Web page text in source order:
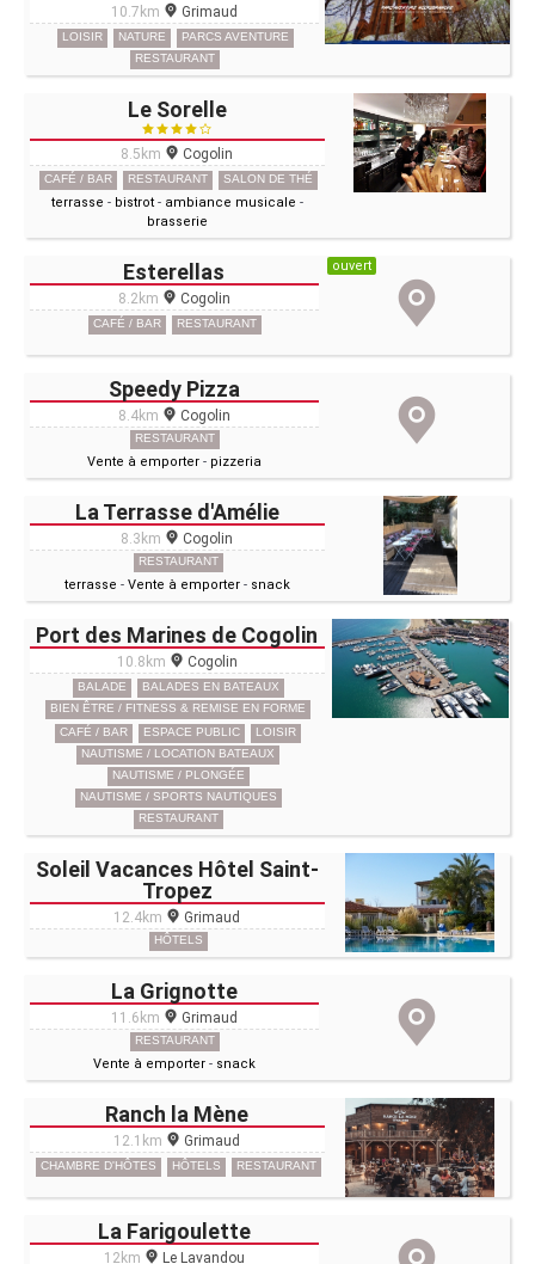
10.7km Grimaud
LOISIR NATURE
PARCS AVENTURE
RESTAURANT
Le Sorelle
8.5km Cogolin
CAFÉ / BAR RESTAURANT SALON DE THÉ
terrasse - bistrot - ambiance musicale -
brasserie
Esterellas
8.2km Cogolin
CAFÉ / BAR RESTAURANT
ouvert
Speedy Pizza
8.4km Cogolin
RESTAURANT
Vente à emporter - pizzeria
La Terrasse d'Amélie
8.3km Cogolin
RESTAURANT
terrasse - Vente à emporter - snack
Port des Marines de Cogolin
10.8km Cogolin
BALADE
BALADES EN BATEAUX
BIEN ÊTRE / FITNESS & REMISE EN FORME
CAFÉ / BAR
ESPACE PUBLIC
LOISIR
NAUTISME / LOCATION BATEAUX
NAUTISME / PLONGÉE
NAUTISME / SPORTS NAUTIQUES
RESTAURANT
Soleil Vacances Hôtel Saint-
Tropez
12.4km Grimaud
HÔTELS
La Grignotte
11.6km Grimaud
RESTAURANT
Vente à emporter - snack
Ranch la Mène
12.1km Grimaud
CHAMBRE D'HÔTES HÔTELS RESTAURANT
La Farigoulette
12km Le Lavandou